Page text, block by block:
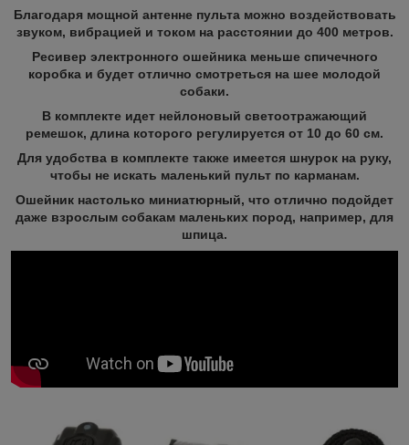
Благодаря мощной антенне пульта можно воздействовать
звуком, вибрацией и током на расстоянии до 400 метров.
Ресивер электронного ошейника меньше спичечного
коробка и будет отлично смотреться на шее молодой
собаки.
В комплекте идет нейлоновый светоотражающий
ремешок, длина которого регулируется от 10 до 60 см.
Для удобства в комплекте также имеется шнурок на руку,
чтобы не искать маленький пульт по карманам.
Ошейник настолько миниатюрный, что отлично подойдет
даже взрослым собакам маленьких пород, например, для
шпица.